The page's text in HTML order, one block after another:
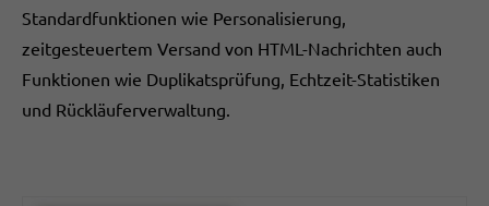
Standardfunktionen wie Personalisierung,
zeitgesteuertem Versand von HTML-Nachrichten auch
Funktionen wie Duplikatsprüfung, Echtzeit-Statistiken
und Rückläuferverwaltung.